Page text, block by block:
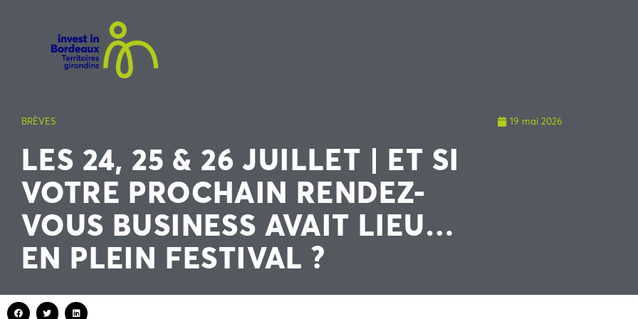
BRÈVES
LES 24, 25 & 26 JUILLET | ET SI
VOTRE PROCHAIN RENDEZ-
VOUS BUSINESS AVAIT LIEU…
EN PLEIN FESTIVAL ?
19 mai 2026